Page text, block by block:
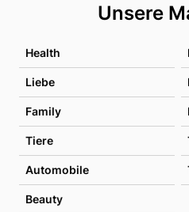
Unsere
Health
Liebe
Family
Tiere
Automobile
Beauty